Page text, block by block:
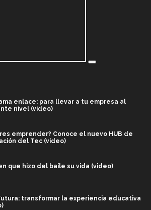
enlace: para llevar a tu empresa al
nivel (video)
emprender? Conoce el nuevo HUB de
del Tec (video)
que hizo del baile su vida (video)
transformar la experiencia educativa